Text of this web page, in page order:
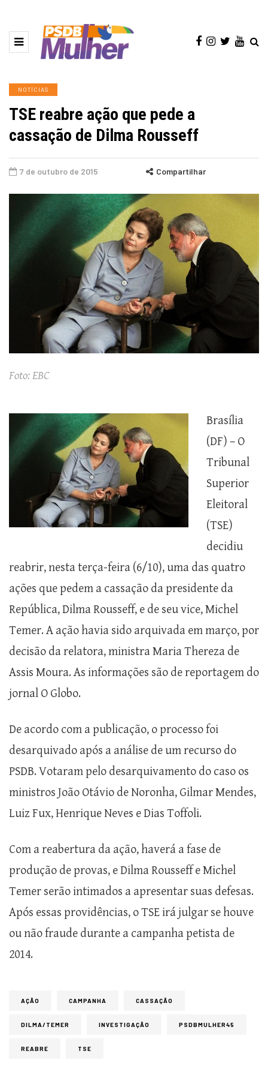
NOTÍCIAS
TSE reabre ação que pede a
cassação de Dilma Rousseff
7 de outubro de 2015 Compartilhar
Foto: EBC
Brasília
(DF) – O
Tribunal
Superior
Eleitoral
(TSE)
decidiu
reabrir, nesta terça-feira (6/10), uma das quatro
ações que pedem a cassação da presidente da
República, Dilma Rousseff, e de seu vice, Michel
Temer. A ação havia sido arquivada em março, por
decisão da relatora, ministra Maria Thereza de
Assis Moura. As informações são de reportagem do
jornal O Globo.
De acordo com a publicação, o processo foi
desarquivado após a análise de um recurso do
PSDB. Votaram pelo desarquivamento do caso os
ministros João Otávio de Noronha, Gilmar Mendes,
Luiz Fux, Henrique Neves e Dias Toffoli.
Com a reabertura da ação, haverá a fase de
produção de provas, e Dilma Rousseff e Michel
Temer serão intimados a apresentar suas defesas.
Após essas providências, o TSE irá julgar se houve
ou não fraude durante a campanha petista de
2014.
AÇÃO CAMPANHA CASSAÇÃO
DILMA/TEMER INVESTIGAÇÃO PSDBMULHER45
REABRE TSE